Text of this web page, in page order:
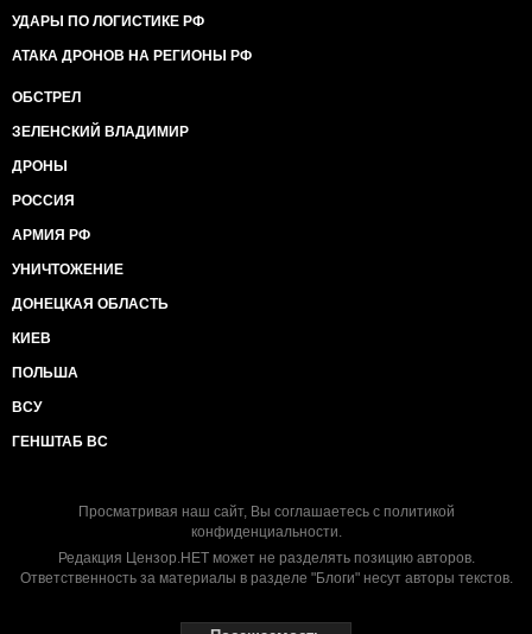
УДАРЫ ПО ЛОГИСТИКЕ РФ
АТАКА ДРОНОВ НА РЕГИОНЫ РФ
ОБСТРЕЛ
ЗЕЛЕНСКИЙ ВЛАДИМИР
ДРОНЫ
РОССИЯ
АРМИЯ РФ
УНИЧТОЖЕНИЕ
ДОНЕЦКАЯ ОБЛАСТЬ
КИЕВ
ПОЛЬША
ВСУ
ГЕНШТАБ ВС
Просматривая наш сайт, Вы соглашаетесь с политикой
конфиденциальности.
Редакция Цензор.НЕТ может не разделять позицию авторов.
Ответственность за материалы в разделе "Блоги" несут авторы текстов.